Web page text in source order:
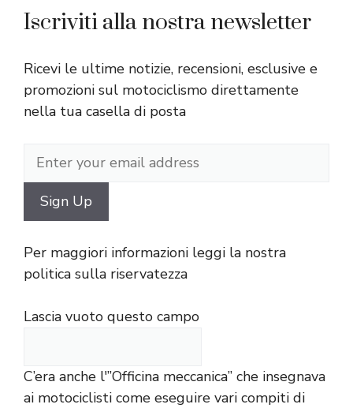
Iscriviti alla nostra newsletter
Ricevi le ultime notizie, recensioni, esclusive e
promozioni sul motociclismo direttamente
nella tua casella di posta
Per maggiori informazioni leggi la nostra
politica sulla riservatezza
Lascia vuoto questo campo
C’era anche l'”Officina meccanica” che insegnava
ai motociclisti come eseguire vari compiti di